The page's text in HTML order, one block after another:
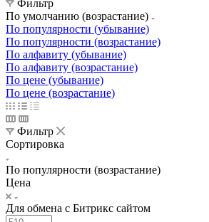
Фильтр
По умолчанию (возрастание)
По популярности (убывание)
По популярности (возрастание)
По алфавиту (убывание)
По алфавиту (возрастание)
По цене (убывание)
По цене (возрастание)
Фильтр
Сортировка
По популярности (возрастание)
Цена
Для обмена с Битрикс сайтом